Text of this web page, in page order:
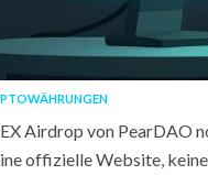
Airdrop von PearDAO
offizielle Website,